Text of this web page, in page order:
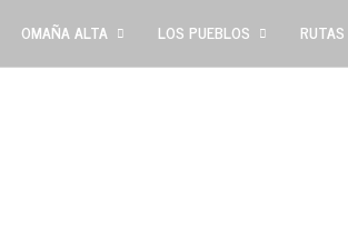
OMAÑA ALTA LOS PUEBLOS RUTAS